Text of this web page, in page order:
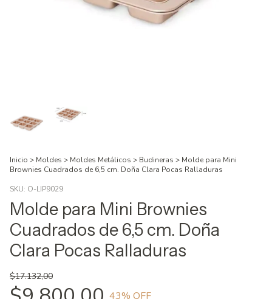
Inicio > Moldes > Moldes Metálicos > Budineras > Molde para Mini
Brownies Cuadrados de 6,5 cm. Doña Clara Pocas Ralladuras
SKU: O-LIP9029
Molde para Mini Brownies
Cuadrados de 6,5 cm. Doña
Clara Pocas Ralladuras
$17.132,00
43% OFF